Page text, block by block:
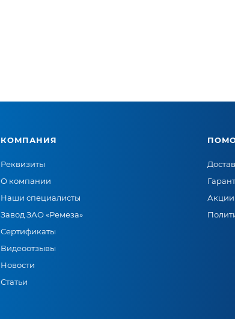
КОМПАНИЯ
Реквизиты
О компании
Наши специалисты
Завод ЗАО «Ремеза»
Сертификаты
Видеоотзывы
Новости
Статьи
Акции